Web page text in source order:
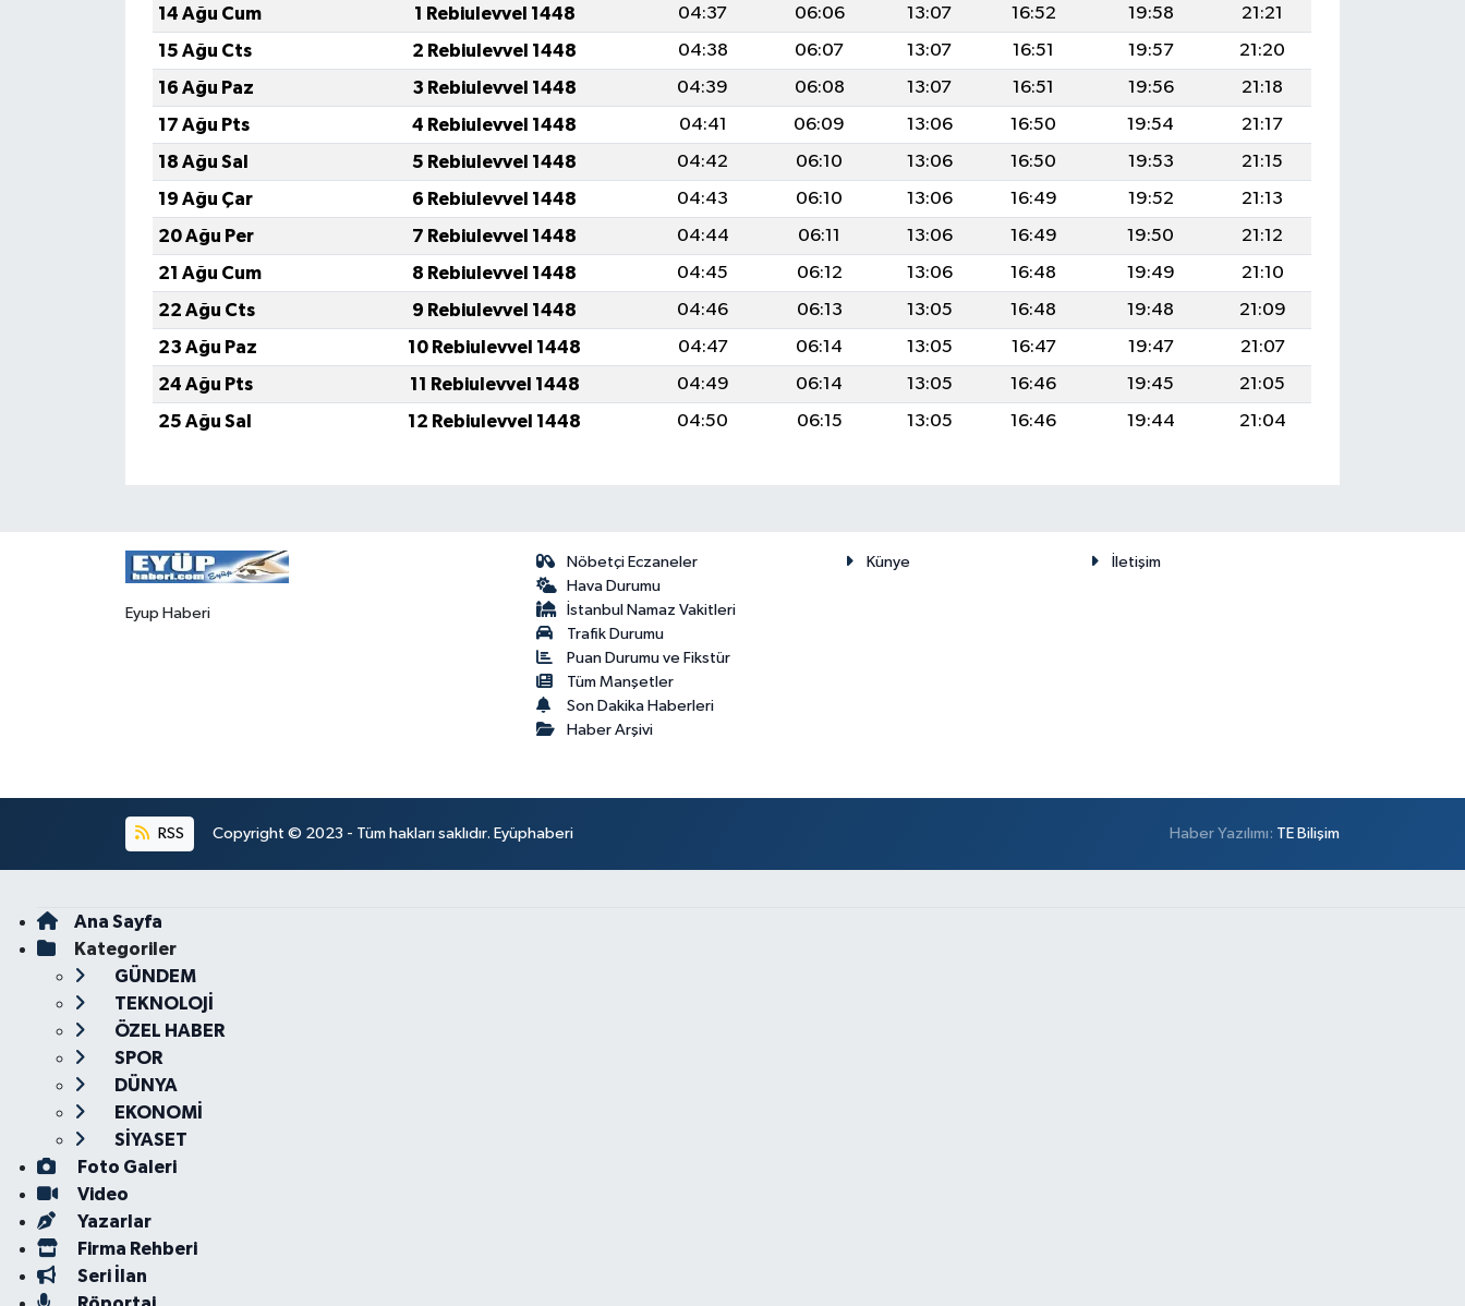
14 Ağu Cum
1 Rebiulevvel 1448 04:37 06:06 13:07 16:52 19:58
21:21
15 Ağu Cts
2 Rebiulevvel 1448 04:38 06:07 13:07 16:51 19:57
21:20
16 Ağu Paz
3 Rebiulevvel 1448 04:39 06:08 13:07 16:51 19:56
21:18
17 Ağu Pts
4 Rebiulevvel 1448 04:41 06:09 13:06 16:50 19:54
21:17
18 Ağu Sal
5 Rebiulevvel 1448 04:42 06:10 13:06 16:50 19:53
21:15
19 Ağu Çar
6 Rebiulevvel 1448 04:43 06:10 13:06 16:49 19:52
21:13
20 Ağu Per
7 Rebiulevvel 1448 04:44 06:11 13:06 16:49 19:50
21:12
21 Ağu Cum
8 Rebiulevvel 1448 04:45 06:12 13:06 16:48 19:49
21:10
22 Ağu Cts
9 Rebiulevvel 1448 04:46 06:13 13:05 16:48 19:48
21:09
23 Ağu Paz
10 Rebiulevvel 1448 04:47 06:14 13:05 16:47 19:47
21:07
24 Ağu Pts
11 Rebiulevvel 1448 04:49 06:14 13:05 16:46 19:45
21:05
25 Ağu Sal
12 Rebiulevvel 1448 04:50 06:15 13:05 16:46 19:44 21:04
Eyup Haberi
Nöbetçi Eczaneler
Hava Durumu
İstanbul Namaz Vakitleri
Trafik Durumu
Puan Durumu ve Fikstür
Tüm Manşetler
Son Dakika Haberleri
Haber Arşivi
Künye İletişim
RSS Copyright © 2023 - Tüm hakları saklıdır. Eyüphaberi Haber Yazılımı: TE Bilişim
Ana Sayfa
Kategoriler
GÜNDEM
TEKNOLOJİ
ÖZEL HABER
SPOR
DÜNYA
EKONOMİ
SİYASET
Foto Galeri
Video
Yazarlar
Firma Rehberi
Seri İlan